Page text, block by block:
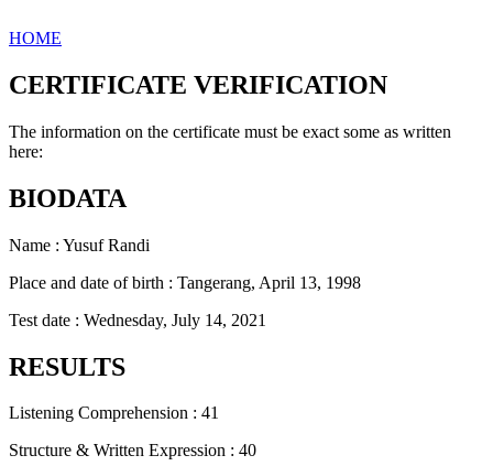
HOME
CERTIFICATE VERIFICATION
The information on the certificate must be exact some as written
here:
BIODATA
Name : Yusuf Randi
Place and date of birth : Tangerang, April 13, 1998
Test date : Wednesday, July 14, 2021
RESULTS
Listening Comprehension : 41
Structure & Written Expression : 40